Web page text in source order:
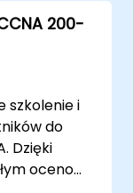
200-
szkolenie i
do
Dzięki
ocenom